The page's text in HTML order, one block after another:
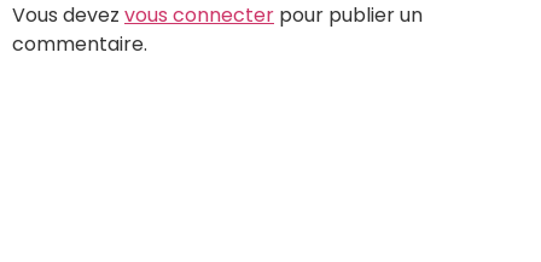
Vous devez vous connecter pour publier un
commentaire.